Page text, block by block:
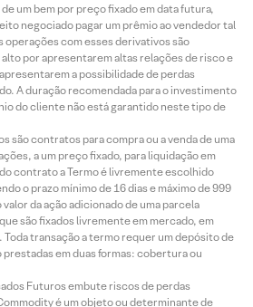
um bem por preço fixado em data futura,
negociado pagar um prêmio ao vendedor tal
operações com esses derivativos são
por apresentarem altas relações de risco e
a possibilidade de perdas
A duração recomendada para o investimento
do cliente não está garantido neste tipo de
são contratos para compra ou a venda de uma
a um preço fixado, para liquidação em
contrato a Termo é livremente escolhido
o prazo mínimo de 16 dias e máximo de 999
da ação adicionado de uma parcela
são fixados livremente em mercado, em
transação a termo requer um depósito de
prestadas em duas formas: cobertura ou
Futuros embute riscos de perdas
é um objeto ou determinante de